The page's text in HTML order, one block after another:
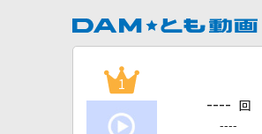
1
---- 回
----